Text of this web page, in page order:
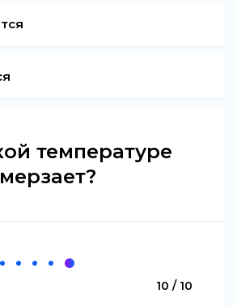
температуре
10 / 10